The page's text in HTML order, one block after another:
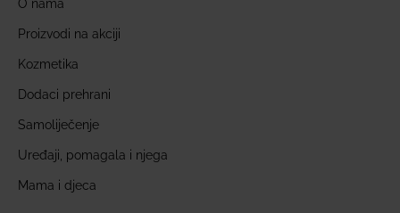
O nama
Proizvodi na akciji
Kozmetika
Dodaci prehrani
Samoliječenje
Uređaji, pomagala i njega
Mama i djeca